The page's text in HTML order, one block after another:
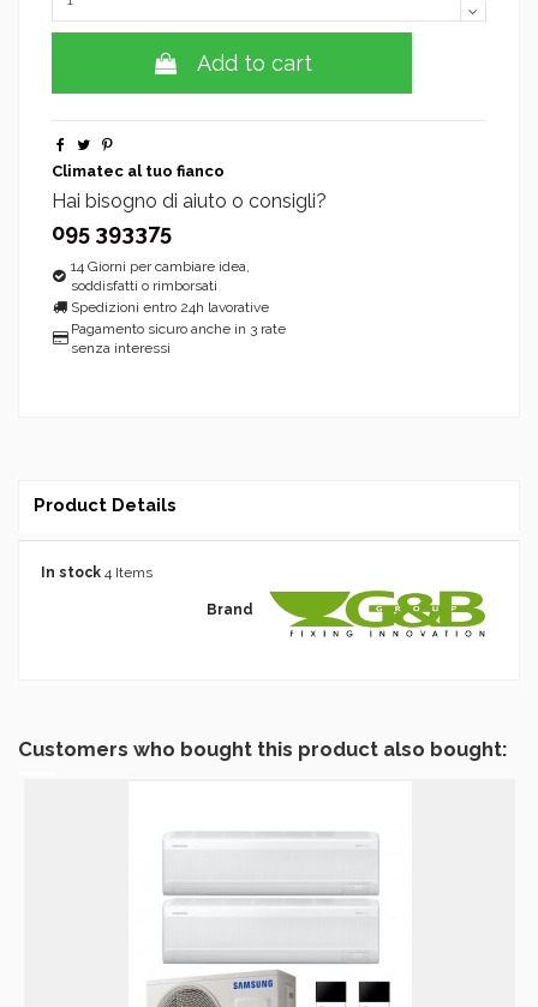
Add to cart
Climatec al tuo fianco
Hai bisogno di aiuto o consigli?
095 393375
14 Giorni per cambiare idea,
soddisfatti o rimborsati
Spedizioni entro 24h lavorative
Pagamento sicuro anche in 3 rate
senza interessi
Product Details
Brand
In stock 4 Items
Customers who bought this product also bought: